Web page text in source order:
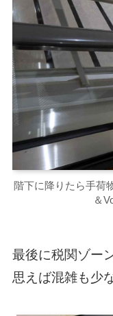
階下に降りたら手荷
＆
最後に税関ゾー
思えば混雑も少